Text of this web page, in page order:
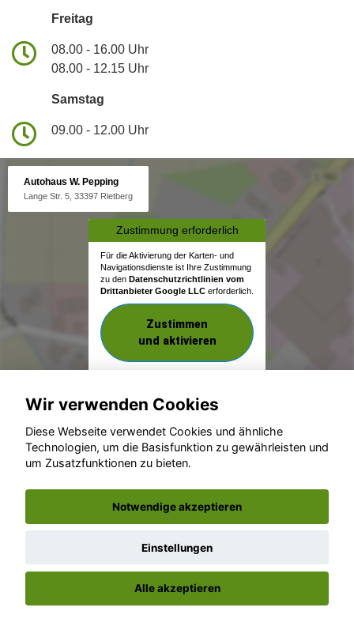
Freitag
08.00 - 16.00 Uhr
08.00 - 12.15 Uhr
Samstag
09.00 - 12.00 Uhr
Autohaus W. Pepping
Lange Str. 5, 33397 Rietberg
Zustimmung erforderlich
Für die Aktivierung der Karten- und
Navigationsdienste ist Ihre Zustimmung
zu den Datenschutzrichtlinien vom
Drittanbieter Google LLC erforderlich.
Zustimmen
und aktivieren
© konjunkturmotor.de GmbH 2020 - 2026
Wir verwenden Cookies
Diese Webseite verwendet Cookies und ähnliche
Technologien, um die Basisfunktion zu gewährleisten und
um Zusatzfunktionen zu bieten.
Notwendige akzeptieren
Einstellungen
Alle akzeptieren